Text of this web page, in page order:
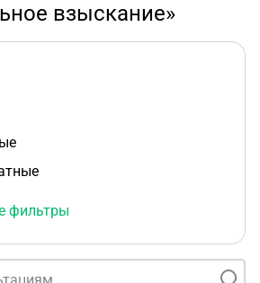
взыскание»
фильтры